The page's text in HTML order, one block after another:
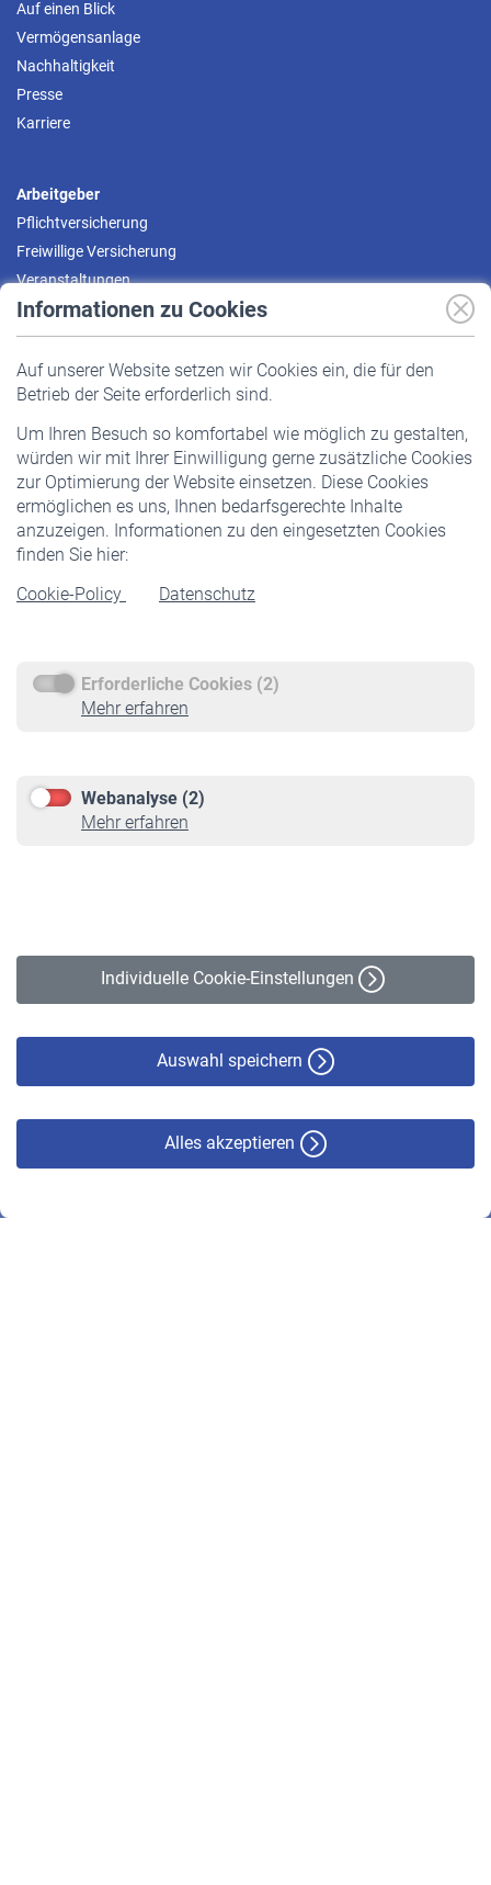
Informationen zu Cookies
Auf unserer Website setzen wir Cookies ein, die für den
Betrieb der Seite erforderlich sind.
Um Ihren Besuch so komfortabel wie möglich zu gestalten,
würden wir mit Ihrer Einwilligung gerne zusätzliche Cookies
zur Optimierung der Website einsetzen. Diese Cookies
ermöglichen es uns, Ihnen bedarfsgerechte Inhalte
anzuzeigen. Informationen zu den eingesetzten Cookies
finden Sie hier:
Cookie-Policy
Datenschutz
Erforderliche Cookies (2)
Mehr erfahren
Webanalyse (2)
Mehr erfahren
Individuelle Cookie-Einstellungen
Auswahl speichern
Alles akzeptieren
Auf einen Blick
Vermögensanlage
Nachhaltigkeit
Presse
Karriere
Arbeitgeber
Pflichtversicherung
Freiwillige Versicherung
Veranstaltungen
Pflichtversicherung
Staatliche Förderung
Veranstaltungen
Rentner
Rentenbeginn
Rente beantragen
Service
Informationen
Online-Rechner
VBLnewsletter
Erklärung zur Barrierefreiheit
© VBL 2026